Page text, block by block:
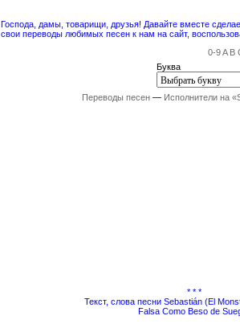
Господа, дамы, товарищи, друзья! Давайте вместе
свои переводы любимых песен к нам на сайт,
0-9 A B
Буква
Переводы песен — Исполнители на
* * *
Текст, слова песни Sebastián (El
Falsa Como Beso de